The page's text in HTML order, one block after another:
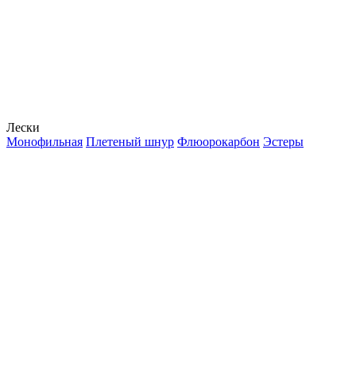
Лески
Монофильная Плетеный шнур Флюорокарбон Эстеры